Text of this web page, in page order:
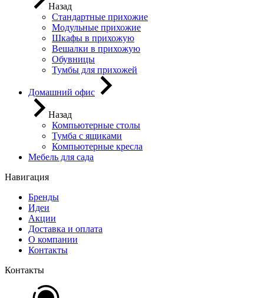
Назад
Стандартные прихожие
Модульные прихожие
Шкафы в прихожую
Вешалки в прихожую
Обувницы
Тумбы для прихожей
Домашний офис
Назад
Компьютерные столы
Тумба с ящиками
Компьютерные кресла
Мебель для сада
Навигация
Бренды
Идеи
Акции
Доставка и оплата
О компании
Контакты
Контакты